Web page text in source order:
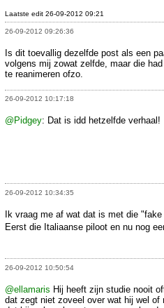
Laatste edit 26-09-2012 09:21
26-09-2012 09:26:36
Is dit toevallig dezelfde post als een
volgens mij zowat zelfde, maar die
te reanimeren ofzo.
26-09-2012 10:17:18
@Pidgey: Dat is idd hetzelfde verhaal!
26-09-2012 10:34:35
Ik vraag me af wat dat is met die "fake
Eerst die Italiaanse piloot en nu nog
26-09-2012 10:50:54
@ellamaris Hij heeft zijn studie nooit
dat zegt niet zoveel over wat hij wel of